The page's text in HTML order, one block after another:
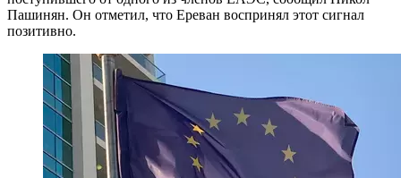
Пашинян. Он отметил, что Ереван воспринял этот сигнал
позитивно.